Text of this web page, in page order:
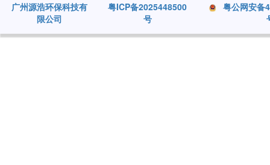
广州源浩环保科技有
限公司
粤ICP备2025448500
号
粤公网安备